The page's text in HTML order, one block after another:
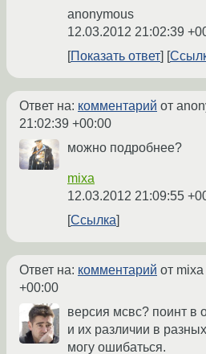
anonymous
12.03.2012 21:02:39
Показать ответ
Ответ на: комментарий от
21:02:39 +00:00
можно подробнее?
mixa
12.03.2012 21:09:55
Ссылка
Ответ на: комментарий от mixa
+00:00
версия мсвс? поинт в
и их различии в
могу ошибаться.